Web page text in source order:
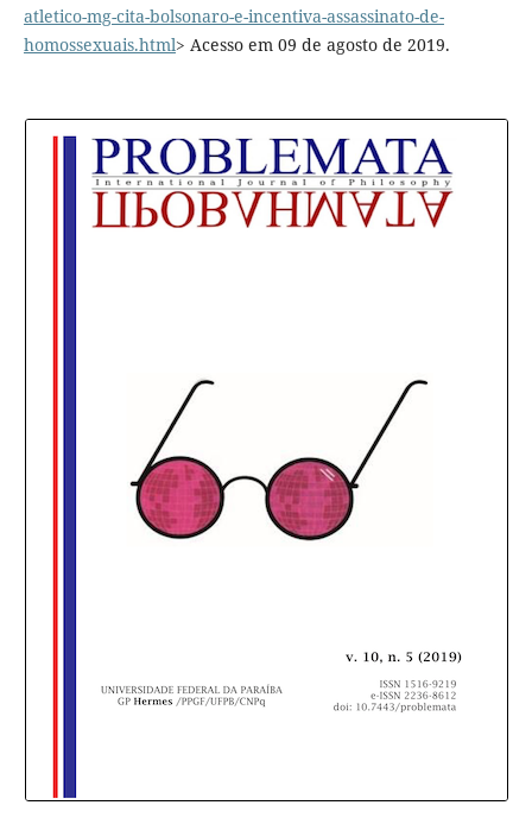
atletico-mg-cita-bolsonaro-e-incentiva-assassinato-de-
homossexuais.html> Acesso em 09 de agosto de 2019.